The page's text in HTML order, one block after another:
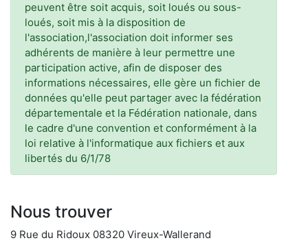
peuvent être soit acquis, soit loués ou sous-
loués, soit mis à la disposition de
l'association,l'association doit informer ses
adhérents de manière à leur permettre une
participation active, afin de disposer des
informations nécessaires, elle gère un fichier de
données qu'elle peut partager avec la fédération
départementale et la Fédération nationale, dans
le cadre d'une convention et conformément à la
loi relative à l'informatique aux fichiers et aux
libertés du 6/1/78
Nous trouver
9 Rue du Ridoux 08320 Vireux-Wallerand